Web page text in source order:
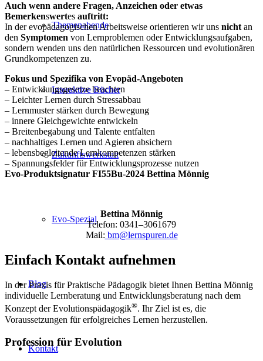
Themenabende
Interaktive Bücher
Zukunftswerkstatt
Evo-Spezial
Blog
Kontakt
Auch wenn andere Fragen, Anzeichen oder etwas
Bemerkenswertes auftritt:
In der evopädagogischen Arbeitsweise orientieren wir uns nichtan
den Symptomen von Lernproblemen oder Entwicklungsaufgaben,
sondern wenden uns den natürlichen Ressourcen und evolutionären
Grundkompetenzen zu.
Fokus und Spezifika von Evopäd-Angeboten
– Entwicklungsgesetze beachten
– Leichter Lernen durch Stressabbau
– Lernmuster stärken durch Bewegung
– innere Gleichgewichte entwickeln
– Breitenbegabung und Talente entfalten
– nachhaltiges Lernen und Agieren absichern
– lebensbegleitende Lernkompetenzen stärken
– Spannungsfelder für Entwicklungsprozesse nutzen
Evo-Produktsignatur FI55Bu-2024 Bettina Mönnig
Bettina Mönnig
Telefon: 0341–3061679
Mail: bm@lernspuren.de
Einfach Kontakt aufnehmen
In der Praxis für Praktische Pädagogik bietet Ihnen Bettina Mönnig
individuelle Lernberatung und Entwicklungsberatung nach dem
Konzept der Evolutionspädagogik®. Ihr Ziel ist es, die
Voraussetzungen für erfolgreiches Lernen herzustellen.
Profession für Evolution